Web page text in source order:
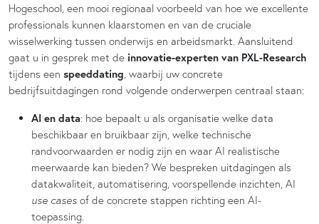
Hogeschool, een mooi regionaal voorbeeld van hoe we excellente
professionals kunnen klaarstomen en van de cruciale
wisselwerking tussen onderwijs en arbeidsmarkt. Aansluitend
gaat u in gesprek met de innovatie-experten van PXL-Research
tijdens een speeddating , waarbij uw concrete
bedrijfsuitdagingen rond volgende onderwerpen centraal staan:
AI en data: hoe bepaalt u als organisatie welke data
beschikbaar en bruikbaar zijn, welke technische
randvoorwaarden er nodig zijn en waar AI realistische
meerwaarde kan bieden? We bespreken uitdagingen als
datakwaliteit, automatisering, voorspellende inzichten, AI
use cases of de concrete stappen richting een AI-
toepassing.